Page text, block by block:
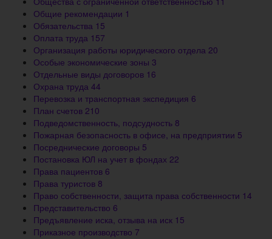
Общие рекомендации 1
Обязательства 15
Оплата труда 157
Организация работы юридического отдела 20
Особые экономические зоны 3
Отдельные виды договоров 16
Охрана труда 44
Перевозка и транспортная экспедиция 6
План счетов 210
Подведомственность, подсудность 8
Пожарная безопасность в офисе, на предприятии 5
Посреднические договоры 5
Постановка ЮЛ на учет в фондах 22
Права пациентов 6
Права туристов 8
Право собственности, защита права собственности 14
Представительство 6
Предъявление иска, отзыва на иск 15
Приказное производство 7